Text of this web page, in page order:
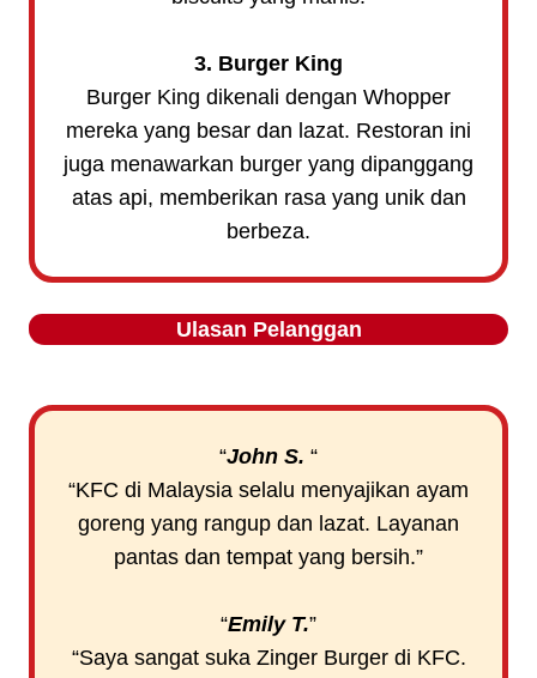
3. Burger King
Burger King dikenali dengan Whopper
mereka yang besar dan lazat. Restoran ini
juga menawarkan burger yang dipanggang
atas api, memberikan rasa yang unik dan
berbeza.
Ulasan Pelanggan
“John S. “
“KFC di Malaysia selalu menyajikan ayam
goreng yang rangup dan lazat. Layanan
pantas dan tempat yang bersih.”
“Emily T.”
“Saya sangat suka Zinger Burger di KFC.